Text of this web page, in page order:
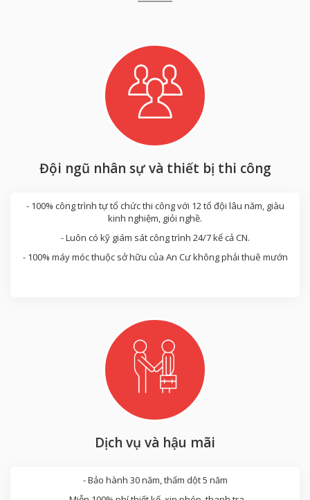
Đội ngũ nhân sự và thiết bị thi công
- 100% công trình tự tổ chức thi công với 12 tổ đội lâu năm, giàu
kinh nghiệm, giỏi nghề.
- Luôn có kỹ giám sát công trình 24/7 kể cả CN.
- 100% máy móc thuộc sở hữu của An Cư không phải thuê mướn
Dịch vụ và hậu mãi
- Bảo hành 30 năm, thấm dột 5 năm